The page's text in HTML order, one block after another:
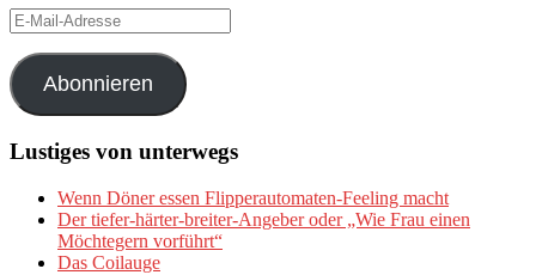
E-
Mail-
Adresse
Abonnieren
Lustiges von unterwegs
Wenn Döner essen Flipperautomaten-Feeling macht
Der tiefer-härter-breiter-Angeber oder „Wie Frau einen
Möchtegern vorführt“
Das Coilauge